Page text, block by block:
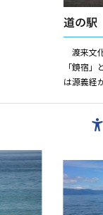
道の
渡来文
「鏡宿
は源義経